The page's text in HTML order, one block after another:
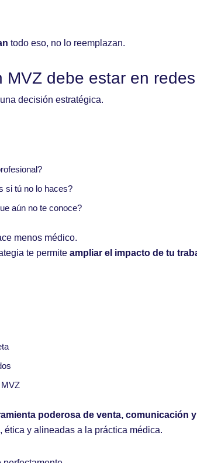
todo eso, no lo reemplazan.
debe estar en
decisión estratégica.
si tú no lo haces?
aún no te conoce?
menos médico.
te permite ampliar el impacto de tu
poderosa de venta, comunicación
ética y alineadas a la práctica médica.